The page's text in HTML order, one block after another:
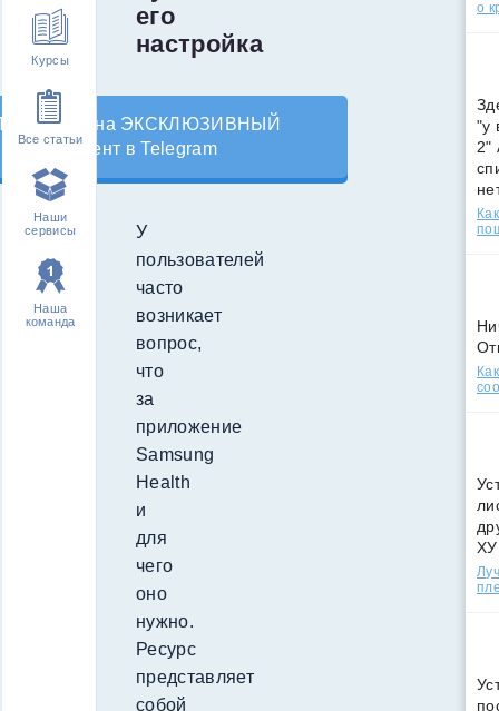
Курсы
Все статьи
Наши
сервисы
Наша
команда
его
настройка
на ЭКСКЛЮЗИВНЫЙ
контент в Telegram
У
пользователей
часто
возникает
вопрос,
что
за
приложение
Samsung
Health
и
для
чего
оно
нужно.
Ресурс
представляет
собой
о
"у
2"